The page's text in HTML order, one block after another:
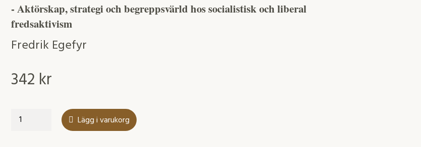
- Aktörskap, strategi och begreppsvärld hos socialistisk och liberal
fredsaktivism
Fredrik Egefyr
342 kr
Gränslösa
Lägg i varukorg